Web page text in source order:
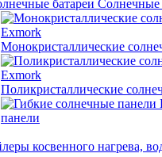
Солнечные
Монокристаллические
Поликристаллические
панели